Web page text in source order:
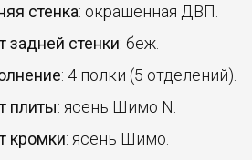
стенка: окрашенная ДВП.
задней стенки: беж.
: 4 полки (5 отделений).
плиты: ясень Шимо N.
кромки: ясень Шимо.